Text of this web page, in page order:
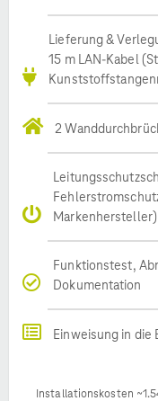
Lieferung &
15 m LAN-Kabel
2
Markenhersteller)
Funktionstest,
Dokumentation
Einweisung in die
Installationskosten